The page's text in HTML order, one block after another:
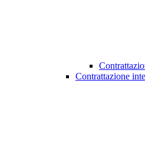
Contrattazione